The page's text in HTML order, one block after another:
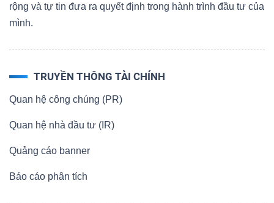
rộng và tự tin đưa ra quyết định trong hành trình đầu tư của
mình.
TRUYỀN THÔNG TÀI CHÍNH
Quan hệ công chúng (PR)
Quan hệ nhà đầu tư (IR)
Quảng cáo banner
Báo cáo phân tích